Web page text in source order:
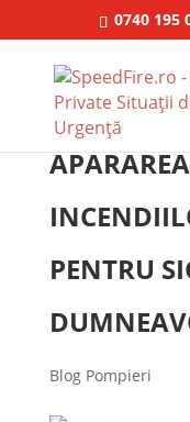
0740 195
PENTRU
Blog Pompieri